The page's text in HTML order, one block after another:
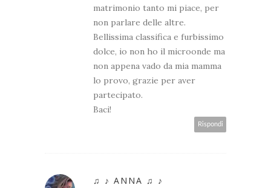
matrimonio tanto mi piace, per
non parlare delle altre.
Bellissima classifica e furbissimo
dolce, io non ho il microonde ma
non appena vado da mia mamma
lo provo, grazie per aver
partecipato.
Baci!
Rispondi
♫ ♪ ANNA ♫ ♪